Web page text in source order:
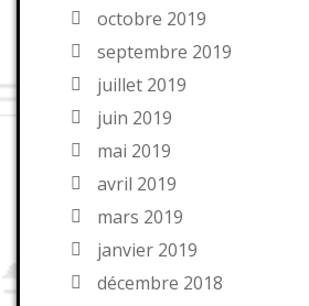
octobre 2019
septembre 2019
juillet 2019
juin 2019
mai 2019
avril 2019
mars 2019
janvier 2019
décembre 2018